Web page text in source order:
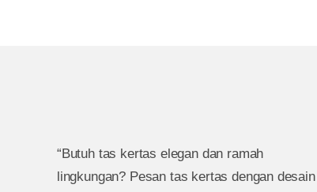
“Butuh tas kertas elegan dan ramah
lingkungan? Pesan tas kertas dengan desain